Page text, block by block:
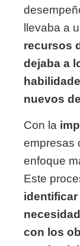
llevaba a
recursos
dejaba a
nuevos
Con la
empresas
enfoque
Este
identificar
con los